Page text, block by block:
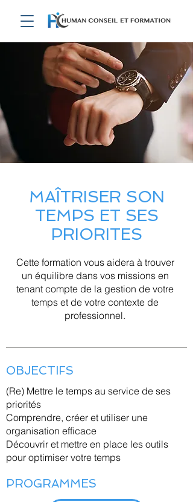
MAÎTRISER SON
TEMPS ET SES
PRIORITES
Cette formation vous aidera à trouver
un équilibre dans vos missions en
tenant compte de la gestion de votre
temps et de votre contexte de
professionnel.
OBJECTIFS
(Re) Mettre le temps au service de ses
priorités
Comprendre, créer et utiliser une
organisation efficace
Découvrir et mettre en place les outils
pour optimiser votre temps
PROGRAMMES